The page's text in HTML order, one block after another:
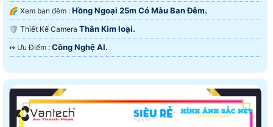
🌈 Xem ban đêm : Hồng Ngoại 25m Có Màu Ban Ðêm.
🛡 Thiết Kế Camera Thân Kim loại.
️↭ Ưu Điểm : Công Nghệ AI.